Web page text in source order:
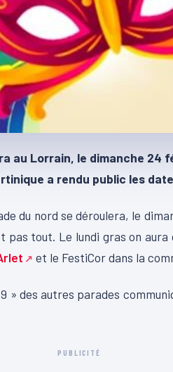
au Lorrain, le dimanche 24
a rendu public les
du nord se déroulera, le
pas tout. Le lundi gras on
et le FestiCor dans la
» des autres parades
PUBLICITÉ